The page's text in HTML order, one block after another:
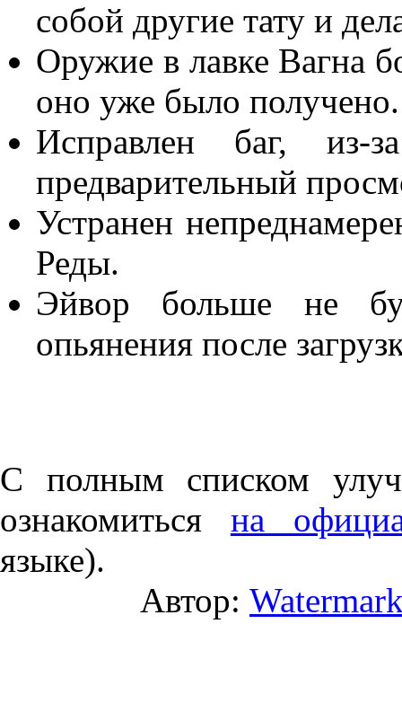
собой другие тату и
Оружие в лавке Вагна
оно уже было получено.
Исправлен баг, из-
предварительный
Устранен
Реды.
Эйвор больше не
опьянения после
С полным списком
ознакомиться на
языке).
Автор: